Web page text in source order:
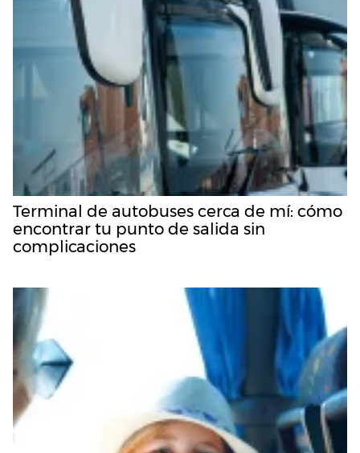
Terminal de autobuses cerca de mí: cómo
encontrar tu punto de salida sin
complicaciones